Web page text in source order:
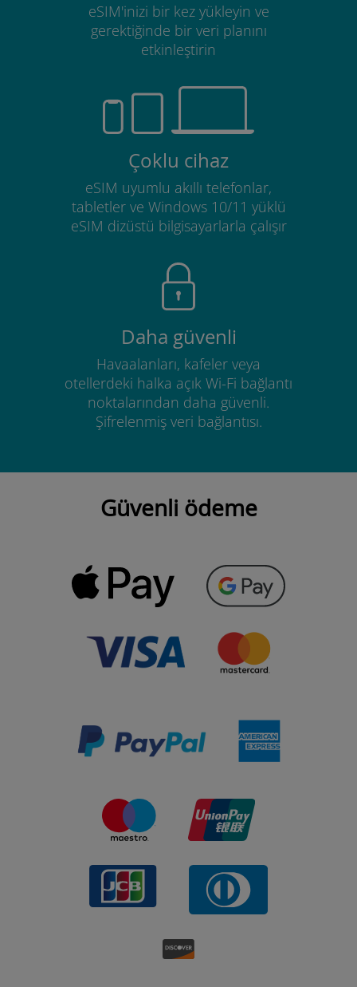
eSIM'inizi bir kez yükleyin ve
gerektiğinde bir veri planını
etkinleştirin
Çoklu cihaz
eSIM uyumlu akıllı telefonlar,
tabletler ve Windows 10/11 yüklü
eSIM dizüstü bilgisayarlarla çalışır
Daha güvenli
Havaalanları, kafeler veya
otellerdeki halka açık Wi-Fi bağlantı
noktalarından daha güvenli.
Şifrelenmiş veri bağlantısı.
Güvenli ödeme